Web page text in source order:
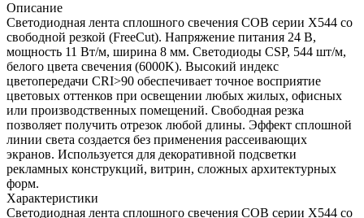
Описание
Светодиодная лента сплошного свечения COB серии X544 со
свободной резкой (FreeCut). Напряжение питания 24 В,
мощность 11 Вт/м, ширина 8 мм. Светодиоды CSP, 544 шт/м,
белого цвета свечения (6000K). Высокий индекс
цветопередачи CRI>90 обеспечивает точное восприятие
цветовых оттенков при освещении любых жилых, офисных
или производственных помещений. Свободная резка
позволяет получить отрезок любой длины. Эффект сплошной
линии света создается без применения рассеивающих
экранов. Используется для декоративной подсветки
рекламных конструкций, витрин, сложных архитектурных
форм.
Характеристики
Светодиодная лента сплошного свечения COB серии X544 со